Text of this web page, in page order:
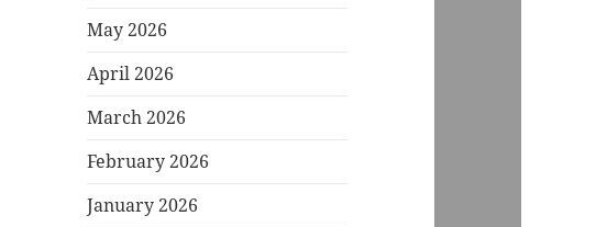
May 2026
April 2026
March 2026
February 2026
January 2026